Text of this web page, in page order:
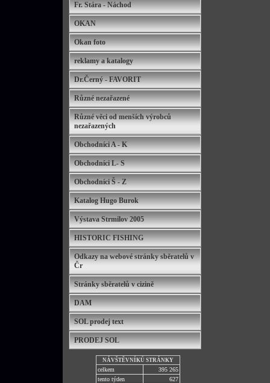
Fr. Stára - Náchod
OKAN
Okan foto
reklamy a katalogy
Dr.Černý - FAVORIT
Různé nezařazené
Různé věci od menších výrobců
nezařazených
Obchodníci A - K
Obchodníci L- S
Obchodníci Š - Z
Katalog Hugo Burok
Výstava Strmilov 2005
HISTORIC FISHING
Odkazy na webové stránky sběratelů v
Čr
Stránky sběratelů v cizině
DAM
SOL prodej text
PRODEJ SOL
NÁVŠTĚVNÍKŮ STRÁNKY
celkem
395 265
tento týden
627